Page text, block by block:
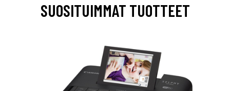
SUOSITUIMMAT TUOTTEET